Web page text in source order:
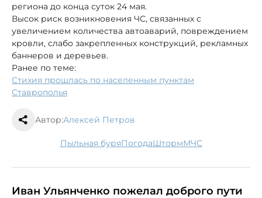
региона до конца суток 24 мая.
Высок риск возникновения ЧС, связанных с
увеличением количества автоаварий, повреждением
кровли, слабо закрепленных конструкций, рекламных
баннеров и деревьев.
Ранее по теме:
Стихия прошлась по населенным пунктам
Ставрополья
Автор:Алексей Петров
пыльная буря погода шторм МЧС
Иван Ульянченко пожелал доброго пути